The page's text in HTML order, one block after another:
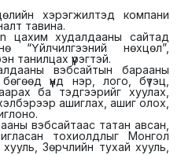
хэрэгжилтэд компани
тавина.
цахим худалдааны сайтад
“Үйлчилгээний нөхцөл”,
танилцах үүрэгтэй.
вэбсайтын барааны
үүнд нэр, лого, бүтэц,
ба тэдгээрийг хуулах,
ашиглах, ашиг олох,
вэбсайтаас татан авсан,
тохиолдлыг Монгол
Зөрчлийн тухай хууль,